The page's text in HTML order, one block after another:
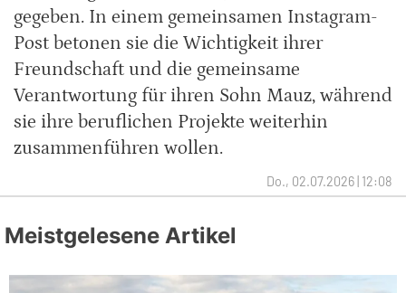
gegeben. In einem gemeinsamen Instagram-
Post betonen sie die Wichtigkeit ihrer
Freundschaft und die gemeinsame
Verantwortung für ihren Sohn Mauz, während
sie ihre beruflichen Projekte weiterhin
zusammenführen wollen.
Do., 02.07.2026 | 12:08
Meistgelesene Artikel